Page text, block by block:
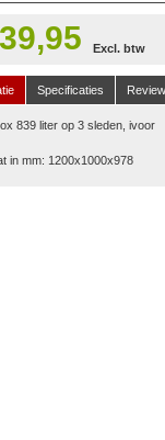
Excl. btw
Specificaties
839 liter op 3 sleden, ivoor
in mm: 1200x1000x978